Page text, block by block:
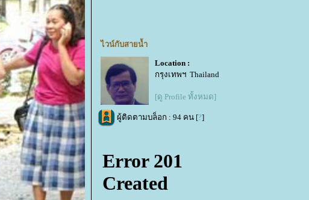
ไวน์กับสายน้ำ
Location :
กรุงเทพฯ Thailand
[ดู Profile ทั้งหมด]
ผู้ติดตามบล็อก : 94 คน [?]